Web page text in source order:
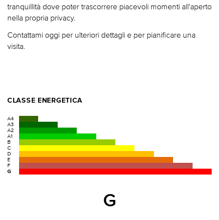
tranquillità dove poter trascorrere piacevoli momenti all'aperto
nella propria privacy.
Contattami oggi per ulteriori dettagli e per pianificare una
visita.
CLASSE ENERGETICA
A4
A3
A2
A1
B
C
D
E
F
G
G